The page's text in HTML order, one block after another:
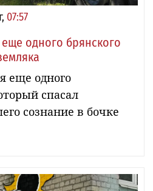
07:57
одного брянского
еще одного
спасал
сознание в бочке